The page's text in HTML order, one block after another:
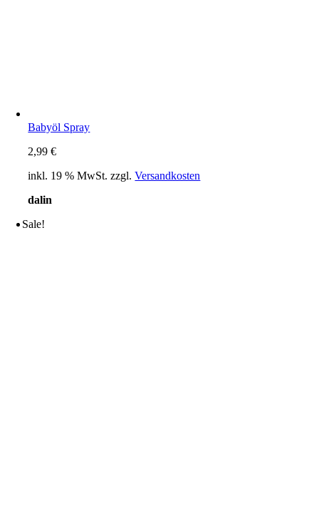
Babyöl Spray
2,99€
inkl. 19 % MwSt. zzgl.Versandkosten
dalin
Sale!